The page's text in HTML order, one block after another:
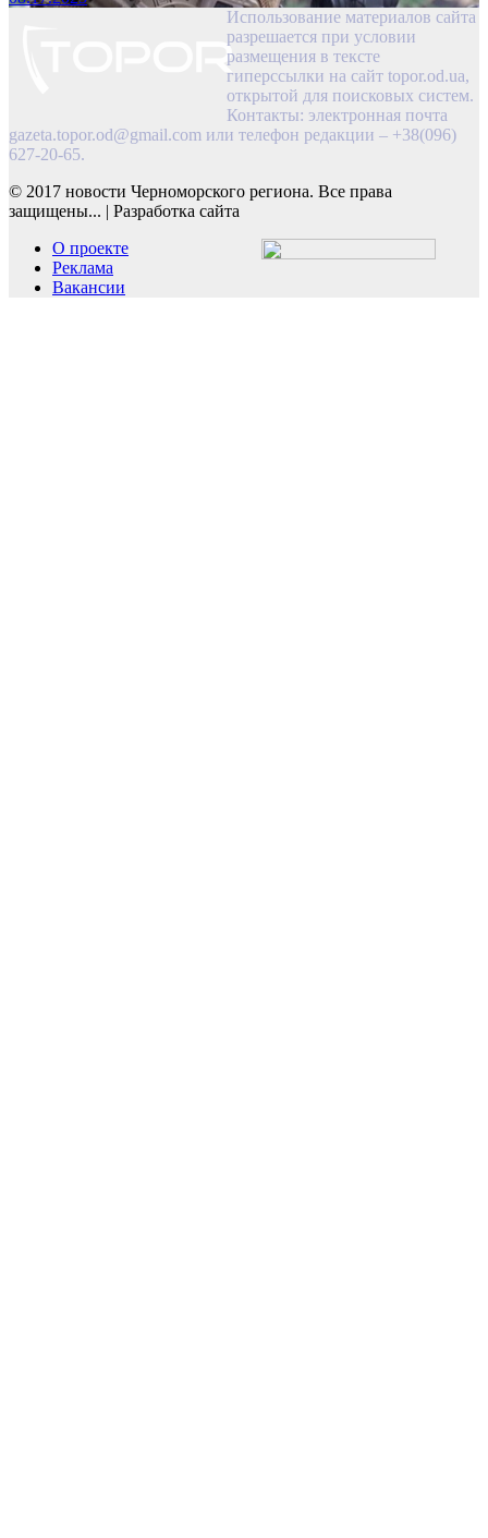
Использование материалов сайта
разрешается при условии
размещения в тексте
гиперссылки на сайт topor.od.ua,
открытой для поисковых систем.
Контакты: электронная почта
gazeta.topor.od@gmail.com или телефон редакции – +38(096)
627-20-65.
© 2017 новости Черноморского региона. Все права
защищены... | Разработка сайта
О проекте
Реклама
Вакансии